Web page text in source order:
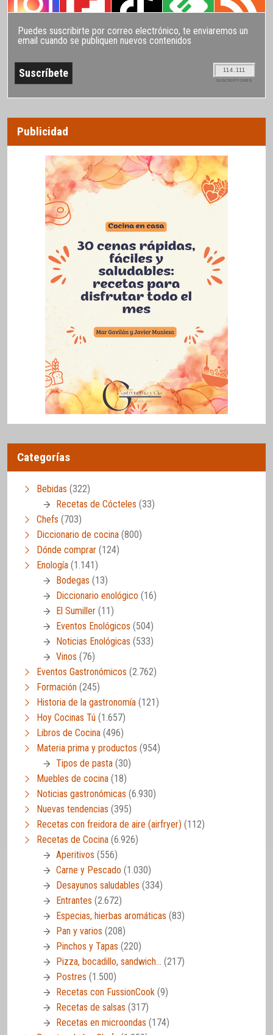
Puedes suscribirte por correo electrónico, te enviaremos un
email cuando se publiquen nuevos contenidos
114.111
SUSCRIPTORES
Publicidad
Categorías
Bebidas (322)
Recetas de Cócteles (33)
Chefs (703)
Diccionario de cocina (800)
Dónde comprar (124)
Enología (1.141)
Bodegas (13)
Diccionario enológico (16)
El Sumiller (11)
Eventos Enológicos (504)
Noticias Enológicas (533)
Vinos (76)
Eventos Gastronómicos (2.762)
Formación (245)
Historia de la gastronomía (121)
Hoy Cocinas Tú (1.657)
Libros de Cocina (496)
Materia prima y productos (954)
Tipos de pasta (30)
Muebles de cocina (18)
Noticias gastronómicas (6.930)
Nuevas tendencias (395)
Recetas con freidora de aire (airfryer) (112)
Recetas de Cocina (6.926)
Aperitivos (556)
Carne y Pescado (1.030)
Desayunos saludables (334)
Entrantes (2.672)
Especias, hierbas aromáticas (83)
Pan y varios (208)
Pinchos y Tapas (220)
Pizza, bocadillo, sandwich… (217)
Postres (1.500)
Recetas con FussionCook (9)
Recetas de salsas (317)
Recetas en microondas (174)